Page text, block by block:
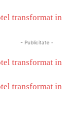
- Publicitate -